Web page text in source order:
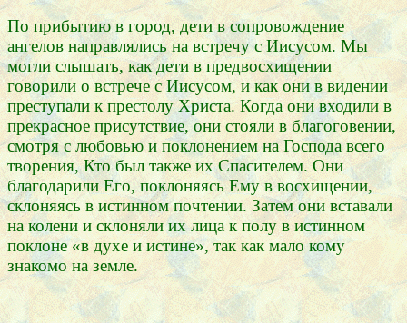
По прибытию в город, дети в сопровождение
ангелов направлялись на встречу с Иисусом. Мы
могли слышать, как дети в предвосхищении
говорили о встрече с Иисусом, и как они в видении
преступали к престолу Христа. Когда они входили в
прекрасное присутствие, они стояли в благоговении,
смотря с любовью и поклонением на Господа всего
творения, Кто был также их Спасителем. Они
благодарили Его, поклоняясь Ему в восхищении,
склоняясь в истинном почтении. Затем они вставали
на колени и склоняли их лица к полу в истинном
поклоне «в духе и истине», так как мало кому
знакомо на земле.